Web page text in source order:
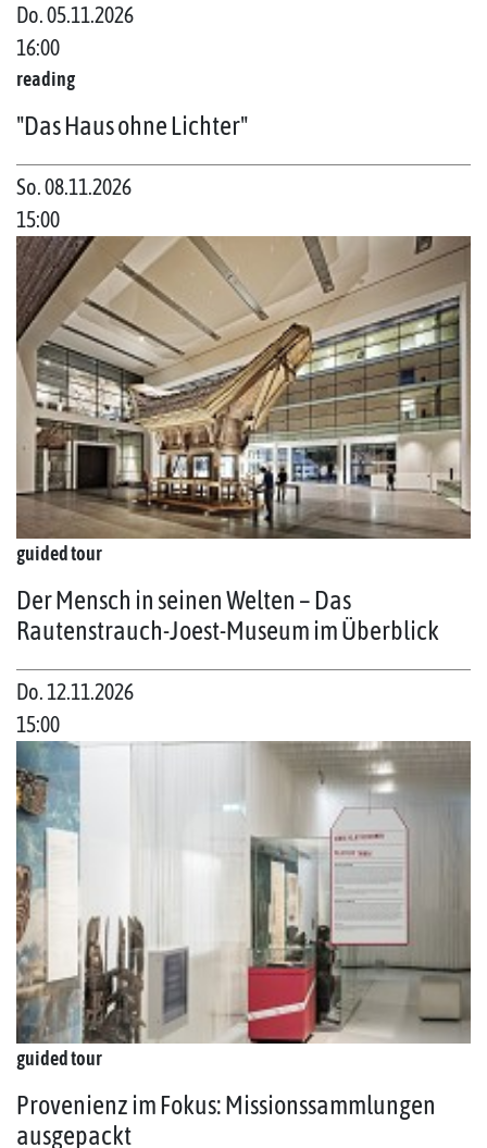
Do. 05.11.2026
16:00
reading
"Das Haus ohne Lichter"
So. 08.11.2026
15:00
guided tour
Der Mensch in seinen Welten – Das
Rautenstrauch-Joest-Museum im Überblick
Do. 12.11.2026
15:00
guided tour
Provenienz im Fokus: Missionssammlungen
ausgepackt